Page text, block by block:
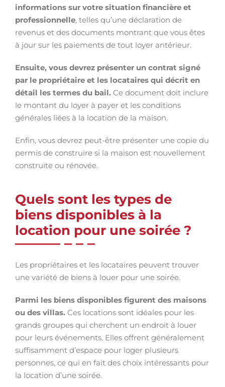
informations sur votre situation financière et
professionnelle, telles qu’une déclaration de
revenus et des documents montrant que vous êtes
à jour sur les paiements de tout loyer antérieur.
Ensuite, vous devrez présenter un contrat signé
par le propriétaire et les locataires qui décrit en
détail les termes du bail. Ce document doit inclure
le montant du loyer à payer et les conditions
générales liées à la location de la maison.
Enfin, vous devrez peut-être présenter une copie du
permis de construire si la maison est nouvellement
construite ou rénovée.
Quels sont les types de
biens disponibles à la
location pour une soirée ?
Les propriétaires et les locataires peuvent trouver
une variété de biens à louer pour une soirée.
Parmi les biens disponibles figurent des maisons
ou des villas. Ces locations sont idéales pour les
grands groupes qui cherchent un endroit à louer
pour leurs événements. Elles offrent généralement
suffisamment d’espace pour loger plusieurs
personnes, ce qui en fait des choix intéressants pour
la location d’une soirée.